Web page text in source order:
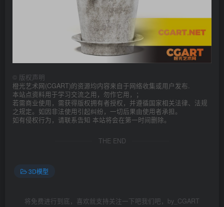
© 版权声明
橙光艺术网(CGART)的资源均内容来自于网络收集或用户发布.
本站点资料用于学习交流之用，勿作它用，；
若需商业使用，需获得版权拥有者授权，并遵循国家相关法律、法规
之规定。如因非法使用引起纠纷，一切后果由使用者承担。
如有侵权行为，请联系告知 本站将会在第一时间删除。
THE END
3D模型
将免费进行到底，喜欢就支持关注一下吧我们吧，by_CGART